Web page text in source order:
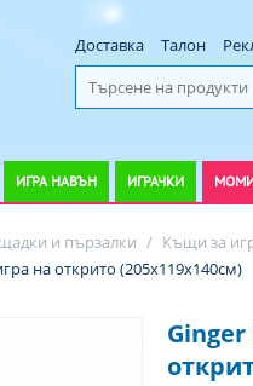
Доставка Талон
ИГРА НАВЪН ИГРАЧКИ
и пързалки / Къщи за
на открито (205х119х140см)